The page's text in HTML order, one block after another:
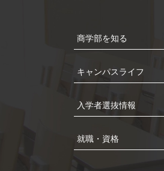
商学部を知る
キャンパスライフ
入学者選抜情報
就職・資格